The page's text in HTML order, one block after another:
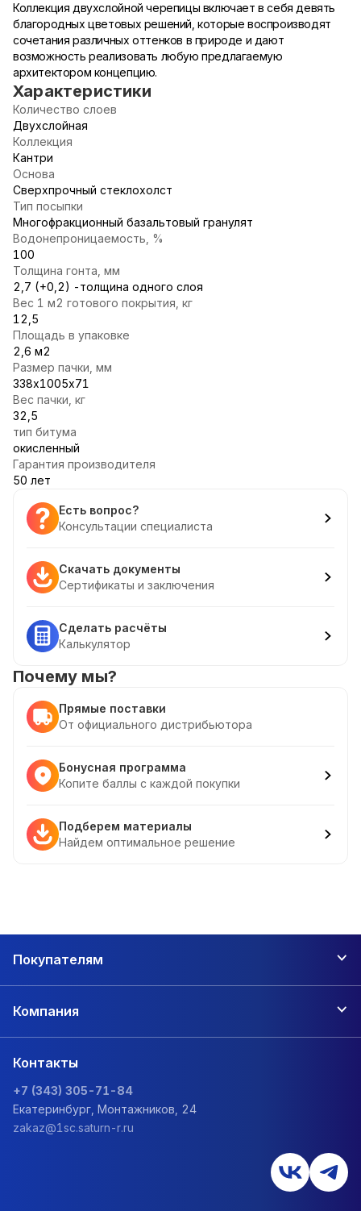
Коллекция двухслойной черепицы включает в себя девять
благородных цветовых решений, которые воспроизводят
сочетания различных оттенков в природе и дают
возможность реализовать любую предлагаемую
архитектором концепцию.
Характеристики
Количество слоев
Двухслойная
Коллекция
Кантри
Основа
Сверхпрочный стеклохолст
Тип посыпки
Многофракционный базальтовый гранулят
Водонепроницаемость, %
100
Толщина гонта, мм
2,7 (+0,2) -толщина одного слоя
Вес 1 м2 готового покрытия, кг
12,5
Площадь в упаковке
2,6 м2
Размер пачки, мм
338х1005х71
Вес пачки, кг
32,5
тип битума
окисленный
Гарантия производителя
50 лет
Есть вопрос?
Консультации специалиста
Скачать документы
Сертификаты и заключения
Сделать расчёты
Калькулятор
Почему мы?
Прямые поставки
От официального дистрибьютора
Бонусная программа
Копите баллы с каждой покупки
Подберем материалы
Найдем оптимальное решение
Покупателям
Компания
Контакты
+7 (343) 305-71-84
Екатеринбург, Монтажников, 24
zakaz@1sc.saturn-r.ru